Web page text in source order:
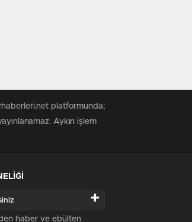
platformunda;
Aykırı işlem
+
haber ve ebülten